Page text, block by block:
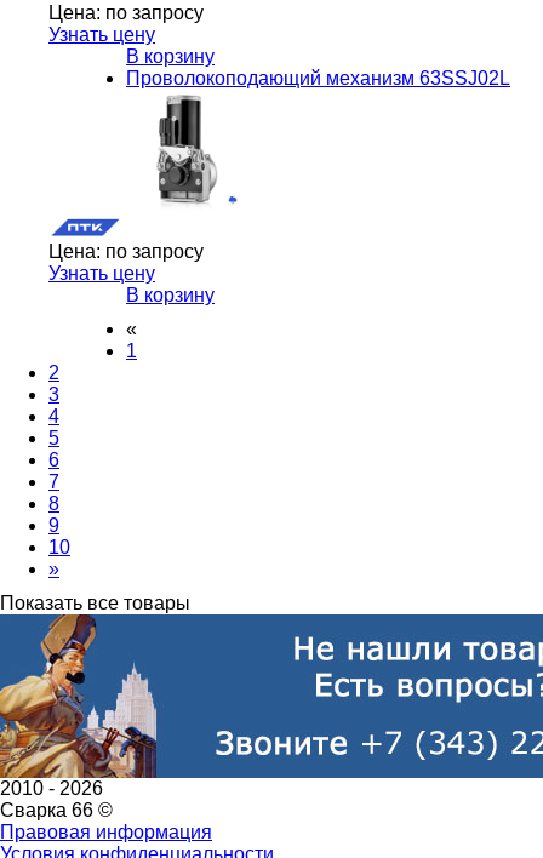
Цена: по запросу
Узнать цену
В корзину
Проволокоподающий механизм 63SSJ02L
Цена: по запросу
Узнать цену
В корзину
«
1
2
3
4
5
6
7
8
9
10
»
Показать все товары
2010 - 2026
Сварка 66 ©
Правовая информация
Условия конфиденциальности